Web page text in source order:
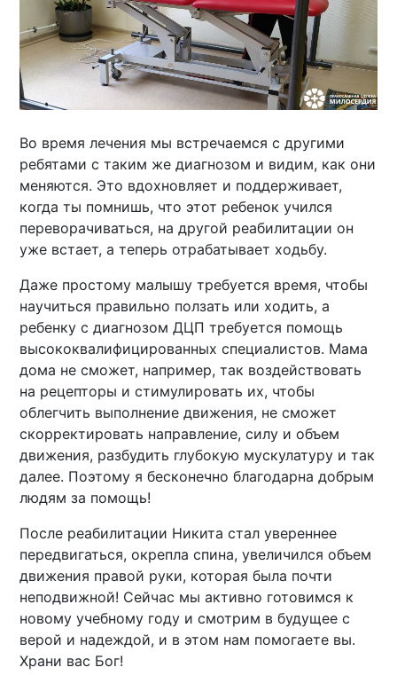
Во время лечения мы встречаемся с другими
ребятами с таким же диагнозом и видим, как они
меняются. Это вдохновляет и поддерживает,
когда ты помнишь, что этот ребенок учился
переворачиваться, на другой реабилитации он
уже встает, а теперь отрабатывает ходьбу.
Даже простому малышу требуется время, чтобы
научиться правильно ползать или ходить, а
ребенку с диагнозом ДЦП требуется помощь
высококвалифицированных специалистов. Мама
дома не сможет, например, так воздействовать
на рецепторы и стимулировать их, чтобы
облегчить выполнение движения, не сможет
скорректировать направление, силу и объем
движения, разбудить глубокую мускулатуру и так
далее. Поэтому я бесконечно благодарна добрым
людям за помощь!
После реабилитации Никита стал увереннее
передвигаться, окрепла спина, увеличился объем
движения правой руки, которая была почти
неподвижной! Сейчас мы активно готовимся к
новому учебному году и смотрим в будущее с
верой и надеждой, и в этом нам помогаете вы.
Храни вас Бог!